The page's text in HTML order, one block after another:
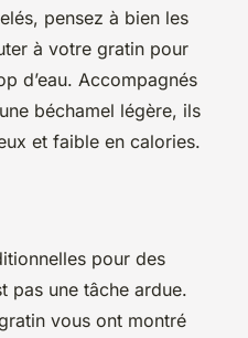
pensez à bien les
à votre gratin pour
d’eau. Accompagnés
béchamel légère, ils
et faible en calories.
pour des
pas une tâche ardue.
vous ont montré